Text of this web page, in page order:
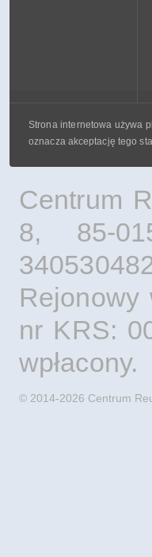
Strona internetowa używa
oznacza akceptację tego
Centrum
8, 85-
Rejonowy
nr KRS:
wpłacony.
© 2014-2026 Centrum